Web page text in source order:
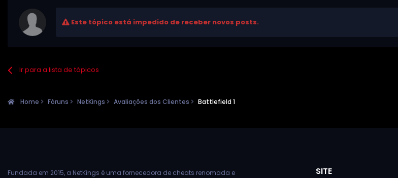
Este tópico está impedido de receber novos posts.
Ir para a lista de tópicos
Home Fóruns NetKings Avaliações dos Clientes Battlefield 1
Fundada em 2015, a NetKings é uma fornecedora de cheats renomada e
SITE